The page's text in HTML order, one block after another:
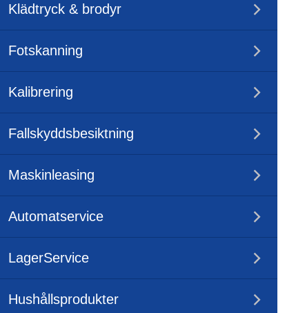
Klädtryck & brodyr
Fotskanning
Kalibrering
Fallskyddsbesiktning
Maskinleasing
Automatservice
LagerService
Hushållsprodukter